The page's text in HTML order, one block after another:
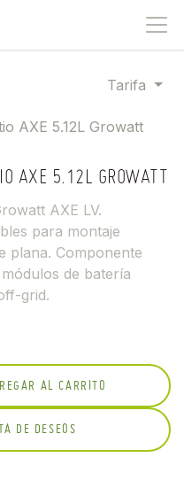
Tarifa
AXE 5.12L GROWATT
AXE LV.
para montaje
plana. Componente
de batería
grid.
AL CARRITO
DE DESEOS